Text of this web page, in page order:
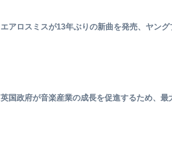
エアロスミスが13年ぶりの新曲を発売、ヤング
英国政府が音楽産業の成長を促進するため、